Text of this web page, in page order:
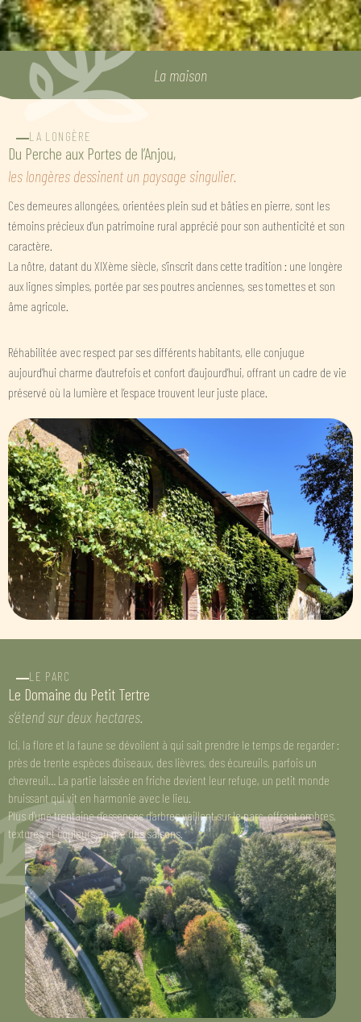
La maison
LA LONGÈRE
Du Perche aux Portes de l’Anjou,
les longères dessinent un paysage singulier.
Ces demeures allongées, orientées plein sud et bâties en pierre, sont les
témoins précieux d’un patrimoine rural apprécié pour son authenticité et son
caractère.
La nôtre, datant du XIXème siècle, s’inscrit dans cette tradition : une longère
aux lignes simples, portée par ses poutres anciennes, ses tomettes et son
âme agricole.
Réhabilitée avec respect par ses différents habitants, elle conjugue
aujourd’hui charme d’autrefois et confort d’aujourd’hui, offrant un cadre de vie
préservé où la lumière et l’espace trouvent leur juste place.
LE PARC
Le Domaine du Petit Tertre
s’étend sur deux hectares.
Ici, la flore et la faune se dévoilent à qui sait prendre le temps de regarder :
près de trente espèces d’oiseaux, des lièvres, des écureuils, parfois un
chevreuil… La partie laissée en friche devient leur refuge, un petit monde
bruissant qui vit en harmonie avec le lieu.
Plus d’une trentaine d’essences d’arbres veillent sur le parc, offrant ombres,
textures et couleurs au gré des saisons.